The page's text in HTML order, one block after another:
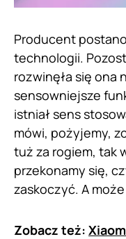
Producent
technologii.
rozwinęła się ona
sensowniejsze
istniał sens
mówi, pożyjemy,
tuż za rogiem, tak
przekonamy się,
zaskoczyć. A
Zobacz też: